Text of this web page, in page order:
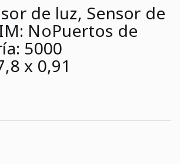
de luz, Sensor de
NoPuertos de
5000
x 0,91